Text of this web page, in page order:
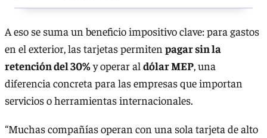
A eso se suma un beneficio impositivo clave: para gastos
en el exterior, las tarjetas permiten pagar sin la
retención del 30%y operar al dólar MEP, una
diferencia concreta para las empresas que importan
servicios o herramientas internacionales.
“Muchas compañías operan con una sola tarjeta de alto